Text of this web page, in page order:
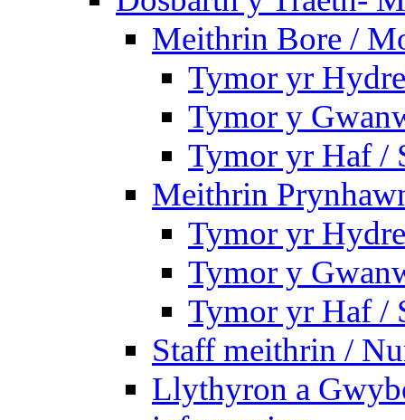
Meithrin Bore /
Tymor yr
Tymor y
Tymor yr Haf /
Meithrin
Tymor yr
Tymor y
Tymor yr Haf /
Staff meithrin /
Llythyron a